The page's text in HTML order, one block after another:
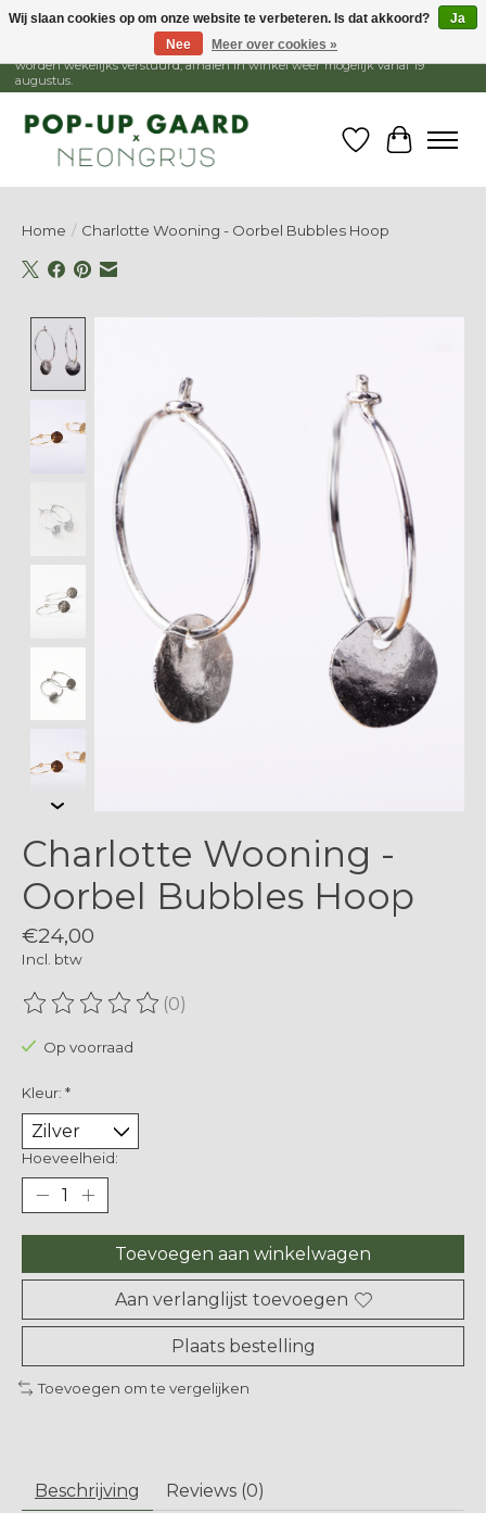
1 - 15 augustus is de winkel gesloten, webshop blijft open. Bestellingen
worden wekelijks verstuurd, afhalen in winkel weer mogelijk vanaf 19
augustus.
Verlanglijst
Home / Charlotte Wooning - Oorbel Bubbles Hoop
Charlotte Wooning -
Oorbel Bubbles Hoop
€24,00
Incl. btw
De beoordeling van dit product is
(0)
Op voorraad
Kleur: *
Hoeveelheid:
Toevoegen aan winkelwagen
Aan verlanglijst toevoegen
Plaats bestelling
Toevoegen om te vergelijken
Beschrijving Reviews (0)
Wij slaan cookies op om onze website te verbeteren. Is dat akkoord?
Ja
Nee
Meer over cookies »